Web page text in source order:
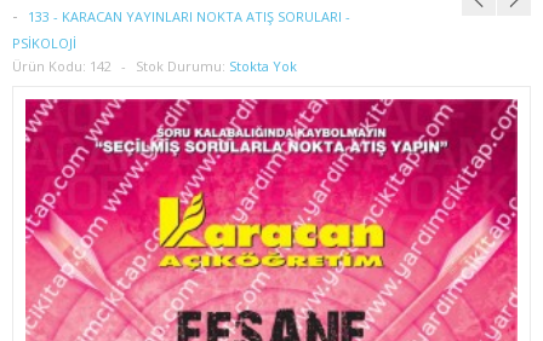
1. SINIF 2. YARIYIL İŞLETME
2. SINIF 3. YARIYIL İŞLETME
2. SINIF 4. YARIYIL İŞLETME
3. SINIF 5. YARIYIL İŞLETME
3. SINIF 6. YARIYIL İŞLETME
4. SINIF 7. YARIYIL İŞLETME
133 - KARACAN YAYINLARI NOKTA ATIŞ SORULARI -
PSİKOLOJİ
Ürün Kodu: 142 Stok Durumu: Stokta Yok